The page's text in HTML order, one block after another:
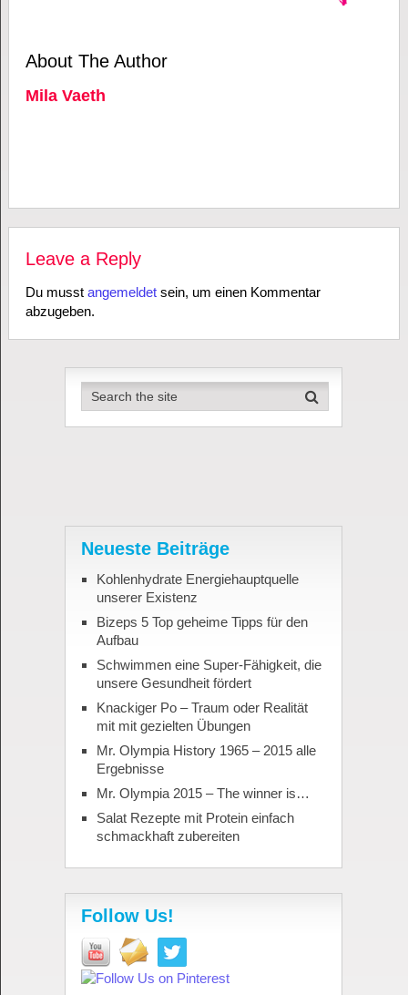
About The Author
Mila Vaeth
Leave a Reply
Du musst angemeldetsein, um einen Kommentar
abzugeben.
Neueste Beiträge
Kohlenhydrate Energiehauptquelle
unserer Existenz
Bizeps 5 Top geheime Tipps für den
Aufbau
Schwimmen eine Super-Fähigkeit, die
unsere Gesundheit fördert
Knackiger Po – Traum oder Realität
mit mit gezielten Übungen
Mr. Olympia History 1965 – 2015 alle
Ergebnisse
Mr. Olympia 2015 – The winner is…
Salat Rezepte mit Protein einfach
schmackhaft zubereiten
Follow Us!